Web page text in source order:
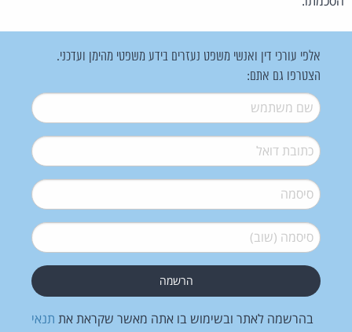
אלפי עורכי דין ואנשי משפט נעזרים בידע משפטי מהימן ועדכני.
הצטרפו גם אתם:
שם משתמש*
דואל*
סיסמה*
סיסמה (שוב)*
בהרשמה לאתר ובשימוש בו אתה מאשר שקראת את תנאי